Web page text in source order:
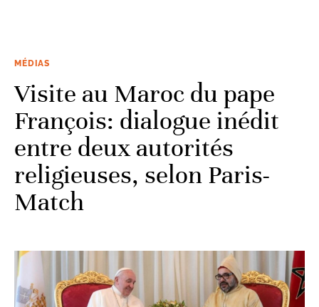
MÉDIAS
Visite au Maroc du pape
François: dialogue inédit
entre deux autorités
religieuses, selon Paris-
Match